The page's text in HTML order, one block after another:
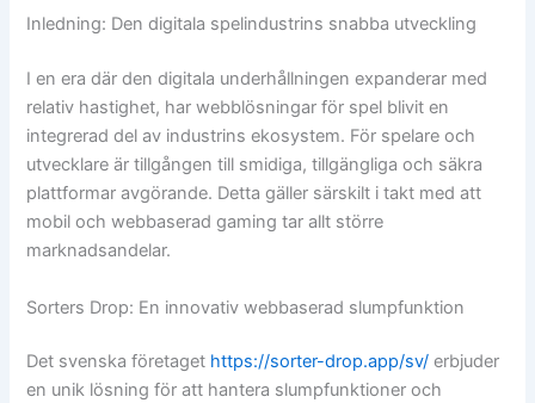
Inledning: Den digitala spelindustrins snabba utveckling
I en era där den digitala underhållningen expanderar med
relativ hastighet, har webblösningar för spel blivit en
integrerad del av industrins ekosystem. För spelare och
utvecklare är tillgången till smidiga, tillgängliga och säkra
plattformar avgörande. Detta gäller särskilt i takt med att
mobil och webbaserad gaming tar allt större
marknadsandelar.
Sorters Drop: En innovativ webbaserad slumpfunktion
Det svenska företaget https://sorter-drop.app/sv/ erbjuder
en unik lösning för att hantera slumpfunktioner och